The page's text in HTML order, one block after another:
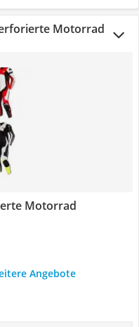
Motorrad
Motorrad
Angebote